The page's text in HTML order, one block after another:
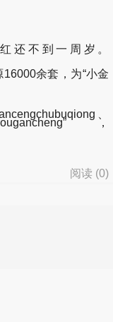
不到一周岁。
余套，为“小金
、
，
阅读 (0)